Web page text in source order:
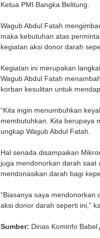
Ketua PMI Bangka Belitung.
Wagub Abdul Fatah
maka kebutuhan atas
kegiatan aksi donor darah
Kegiatan ini merupakan
Wagub Abdul Fatah
korban kesulitan untuk
“Kita ingin menumbuhkan
membutuhkan. Kita berupaya
ungkap Wagub Abdul Fatah.
Hal senada disampaikan
juga mendonorkan darah saat
mendonasikan darah bagi
“Biasanya saya
aksi donor darah seperti ini,”
Sumber: Dinas Kominfo Babel